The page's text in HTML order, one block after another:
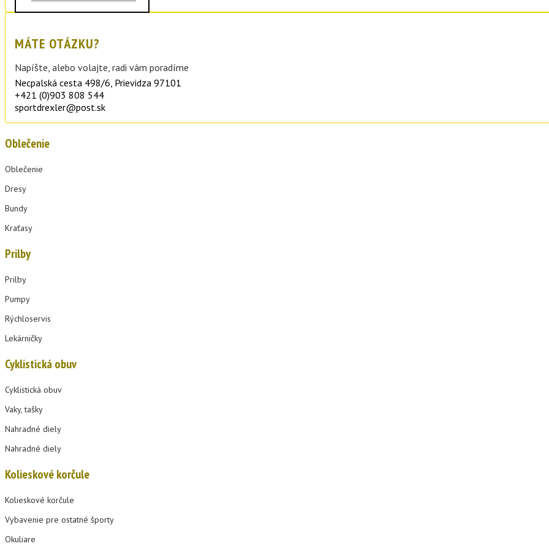
MÁTE OTÁZKU?
Napíšte, alebo volajte, radi vám poradíme
Necpalská cesta 498/6, Prievidza 97101
+421 (0)903 808 544
sportdrexler@post.sk
Oblečenie
Oblečenie
Dresy
Bundy
Kraťasy
Prilby
Prilby
Pumpy
Rýchloservis
Lekárničky
Cyklistická obuv
Cyklistická obuv
Vaky, tašky
Nahradné diely
Nahradné diely
Kolieskové korčule
Kolieskové korčule
Vybavenie pre ostatné športy
Okuliare